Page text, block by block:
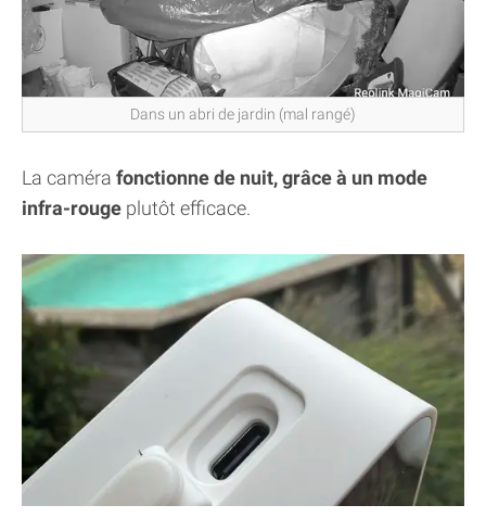
Dans un abri de jardin (mal rangé)
La caméra fonctionne de nuit, grâce à un mode
infra-rouge plutôt efficace.